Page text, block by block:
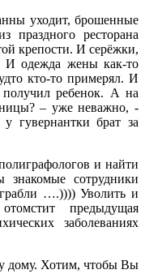
уходит, брошенные
праздного ресторана
крепости. И серёжки,
И одежда жены как-то
кто-то примерял. И
ребенок. А на
– уже неважно, -
гувернантки брат за
и найти
знакомые сотрудники
….)))) Уволить и
предыдущая
заболеваниях
Хотим, чтобы Вы